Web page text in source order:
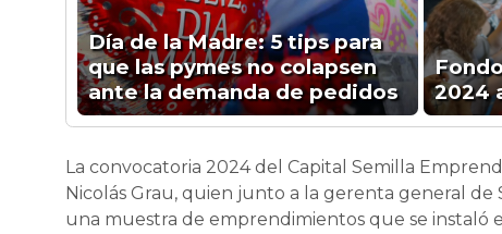
Día de la Madre: 5 tips para
que las pymes no colapsen
ante la demanda de pedidos
2024
La convocatoria 2024 del Capital Semilla
Nicolás Grau, quien junto a la gerenta general de
una muestra de emprendimientos que se instaló